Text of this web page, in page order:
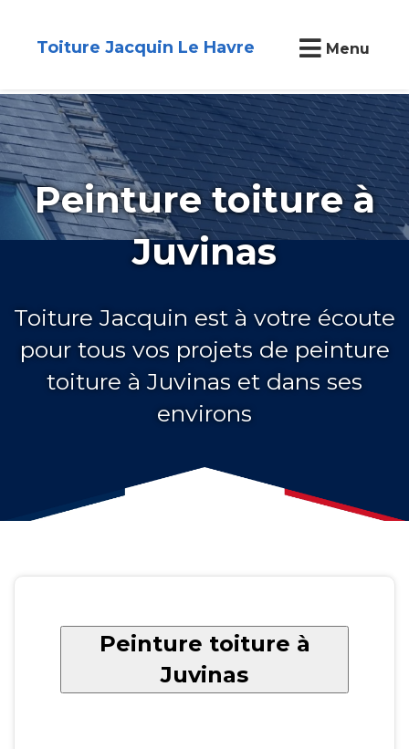
Toiture Jacquin Le Havre Menu
Peinture toiture à
Juvinas
Toiture Jacquin est à votre écoute
pour tous vos projets de peinture
toiture à Juvinas et dans ses
environs
Peinture toiture à
Juvinas